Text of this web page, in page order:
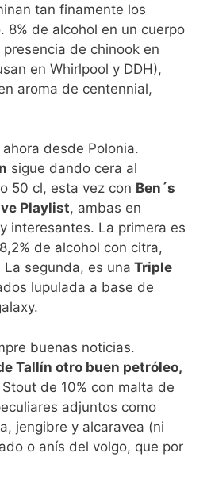
tan finamente los
8% de alcohol en un cuerpo
de chinook en
en Whirlpool y DDH),
aroma de centennial,
desde Polonia.
sigue dando cera al
50 cl, esta vez con Ben´s
Playlist, ambas en
interesantes. La primera es
de alcohol con citra,
segunda, es una Triple
lupulada a base de
buenas noticias.
Tallín otro buen petróleo,
de 10% con malta de
adjuntos como
jengibre y alcaravea (ni
o anís del volgo, que por